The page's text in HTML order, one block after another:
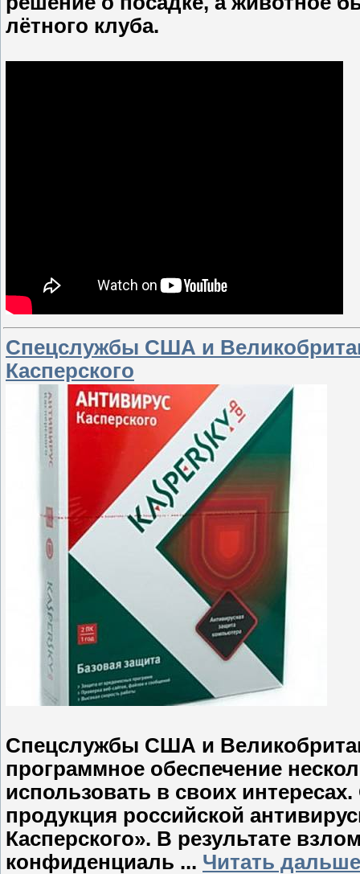
лётного клуба.
Спецслужбы США и
Касперского
Спецслужбы США и
программное обеспечение
использовать в своих
продукция российской
Касперского». В результате
конфиденциаль ... Читать